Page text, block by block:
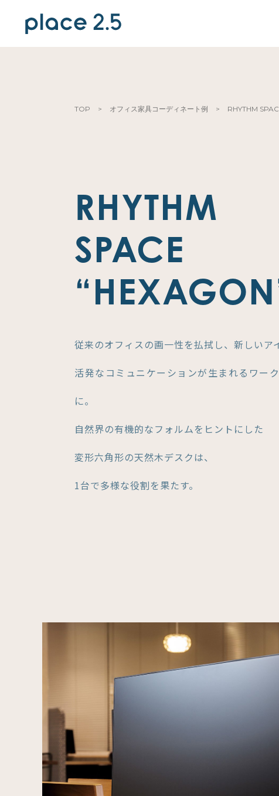
TOP > オフィス家具コーディネート例 > RHYTHM
RHYTHM
SPACE
従来のオフィスの画一性を払拭し、新しいア
活発なコミュニケーションが生まれるワー
に。
自然界の有機的なフォルムをヒントにした
変形六角形の天然木デスクは、
1台で多様な役割を果たす。